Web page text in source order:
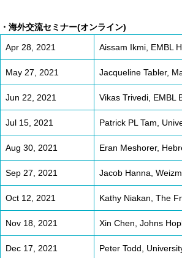
・海外交流セミナー(オンライン)
Apr 28, 2021 Aissam Ikmi, EMBL
May 27, 2021 Jacqueline Tabler,
Jun 22, 2021 Vikas Trivedi, EMBL
Jul 15, 2021 Patrick PL Tam,
Aug 30, 2021 Eran Meshorer,
Sep 27, 2021 Jacob Hanna,
Oct 12, 2021 Kathy Niakan, The
Nov 18, 2021 Xin Chen, Johns
Dec 17, 2021 Peter Todd,